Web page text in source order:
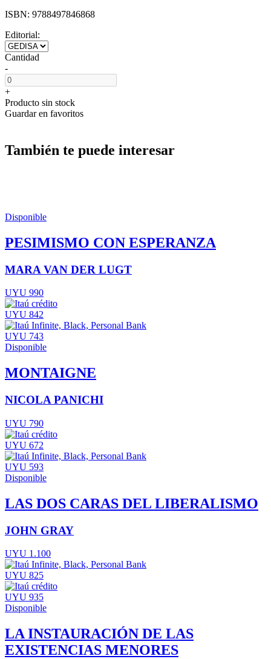
ISBN: 9788497846868
Editorial:
Cantidad
-
+
Producto sin stock
Guardar en favoritos
También te puede interesar
Disponible
PESIMISMO CON ESPERANZA
MARA VAN DER LUGT
UYU 990
UYU 842
UYU 743
Disponible
MONTAIGNE
NICOLA PANICHI
UYU 790
UYU 672
UYU 593
Disponible
LAS DOS CARAS DEL LIBERALISMO
JOHN GRAY
UYU 1.100
UYU 825
UYU 935
Disponible
LA INSTAURACIÓN DE LAS
EXISTENCIAS MENORES